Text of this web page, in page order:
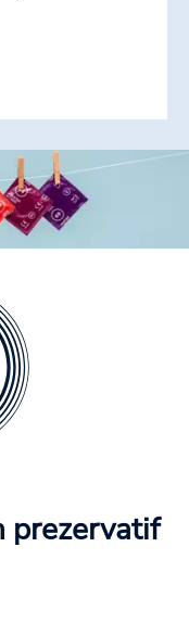
prezervatif